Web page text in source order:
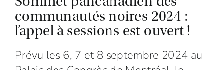
communautés noires 2024 :
l’appel à sessions est ouvert !
Prévu les 6, 7 et 8 septembre 2024 au